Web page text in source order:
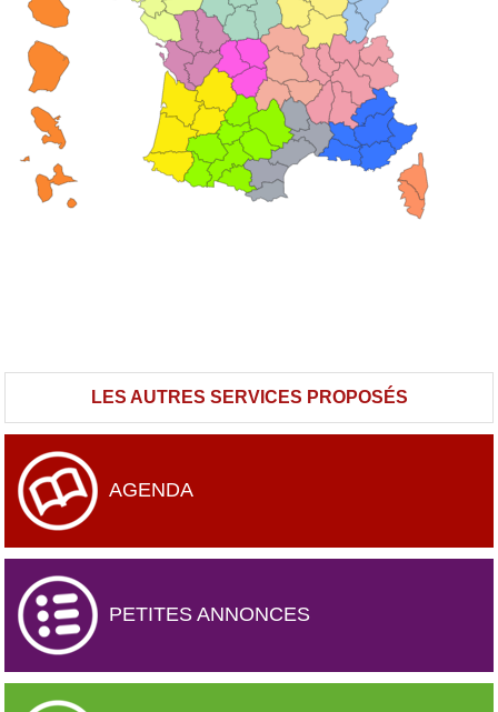
LES AUTRES SERVICES PROPOSÉS
AGENDA
PETITES ANNONCES